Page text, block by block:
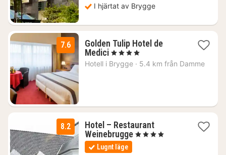
I hjärtat av Brygge
7.6
Golden Tulip Hotel de
Medici1
natt
från
, 4 Stjärnor
Hotell i Brygge · 5.4 km från Damme
8.2
Hotel – Restaurant
Weinebrugge2
, 4 Stjärnor
Lugnt läge